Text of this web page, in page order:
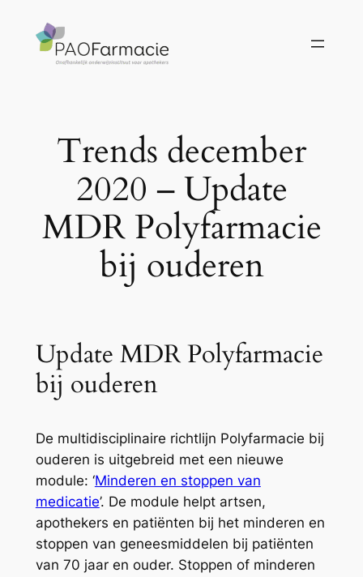
Trends december
2020 – Update
MDR Polyfarmacie
bij ouderen
Update MDR Polyfarmacie
bij ouderen
De multidisciplinaire richtlijn Polyfarmacie bij
ouderen is uitgebreid met een nieuwe
module: ‘Minderen en stoppen van
medicatie’. De module helpt artsen,
apothekers en patiënten bij het minderen en
stoppen van geneesmiddelen bij patiënten
van 70 jaar en ouder. Stoppen of minderen